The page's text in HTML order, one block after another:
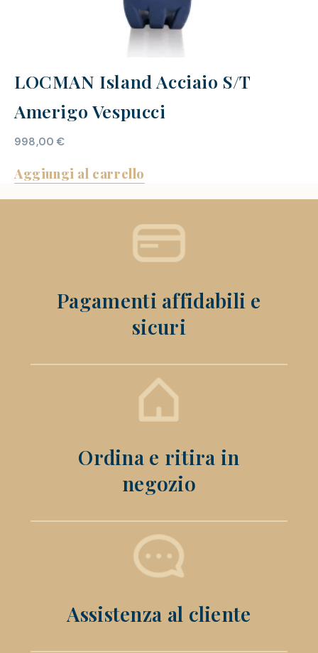
LOCMAN Island Acciaio S/T
Amerigo Vespucci
998,00€
Aggiungi al carrello
Pagamenti affidabili e
sicuri
Ordina e ritira in
negozio
Assistenza al cliente